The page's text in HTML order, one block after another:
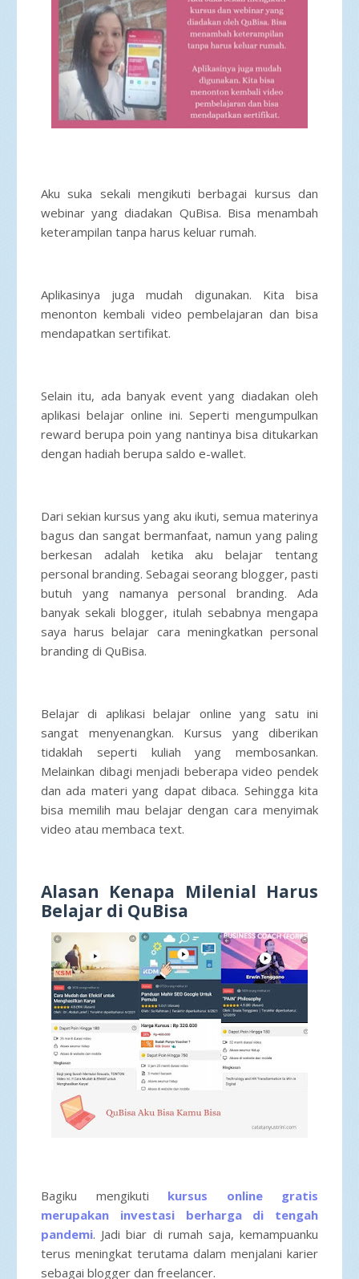
Aku suka sekali mengikuti berbagai kursus dan
webinar yang diadakan QuBisa. Bisa menambah
keterampilan tanpa harus keluar rumah.
Aplikasinya juga mudah digunakan. Kita bisa
menonton kembali video pembelajaran dan bisa
mendapatkan sertifikat.
Selain itu, ada banyak event yang diadakan oleh
aplikasi belajar online ini. Seperti mengumpulkan
reward berupa poin yang nantinya bisa ditukarkan
dengan hadiah berupa saldo e-wallet.
Dari sekian kursus yang aku ikuti, semua materinya
bagus dan sangat bermanfaat, namun yang paling
berkesan adalah ketika aku belajar tentang
personal branding. Sebagai seorang blogger, pasti
butuh yang namanya personal branding. Ada
banyak sekali blogger, itulah sebabnya mengapa
saya harus belajar cara meningkatkan personal
branding di QuBisa.
Belajar di aplikasi belajar online yang satu ini
sangat menyenangkan. Kursus yang diberikan
tidaklah seperti kuliah yang membosankan.
Melainkan dibagi menjadi beberapa video pendek
dan ada materi yang dapat dibaca. Sehingga kita
bisa memilih mau belajar dengan cara menyimak
video atau membaca text.
Alasan Kenapa Milenial Harus
Belajar di QuBisa
Bagiku mengikuti kursus online gratis
merupakan investasi berharga di tengah
pandemi. Jadi biar di rumah saja, kemampuanku
terus meningkat terutama dalam menjalani karier
sebagai blogger dan freelancer.